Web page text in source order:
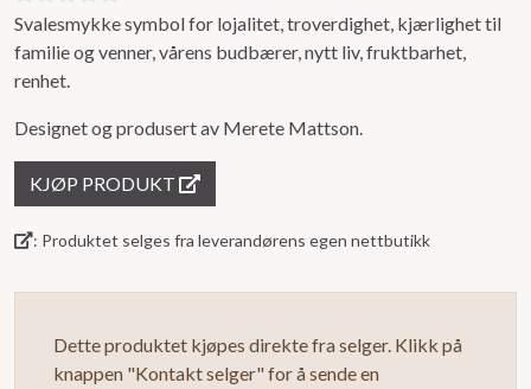
0
ut
av
Svalesmykke symbol for lojalitet, troverdighet, kjærlighet til
familie og venner, vårens budbærer, nytt liv, fruktbarhet,
renhet.
Designet og produsert av Merete Mattson.
KJØP PRODUKT
: Produktet selges fra leverandørens egen nettbutikk
Dette produktet kjøpes direkte fra selger. Klikk på
knappen "Kontakt selger" for å sende en